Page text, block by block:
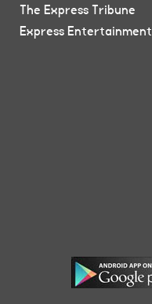
The Express Tribune
Express Entertainment